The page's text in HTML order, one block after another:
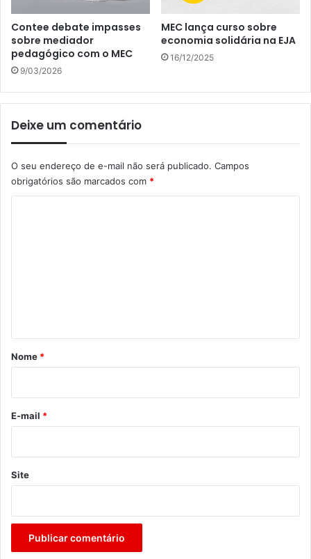
Contee debate impasses
sobre mediador
pedagógico com o MEC
9/03/2026
MEC lança curso sobre
economia solidária na EJA
16/12/2025
Deixe um comentário
O seu endereço de e-mail não será publicado. Campos
obrigatórios são marcados com *
r
*
Nome *
E-mail *
Site